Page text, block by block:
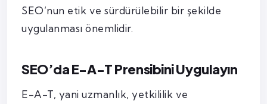
SEO’nun etik ve sürdürülebilir bir şekilde
uygulanması önemlidir.
SEO’da E-A-T Prensibini Uygulayın
E-A-T, yani uzmanlık, yetkililik ve